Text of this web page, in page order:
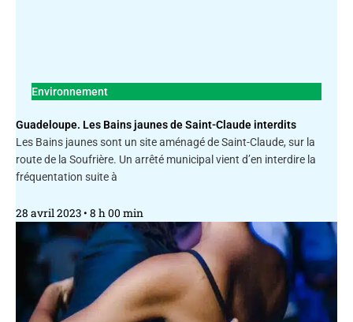
Environnement
Guadeloupe. Les Bains jaunes de Saint-Claude interdits
Les Bains jaunes sont un site aménagé de Saint-Claude, sur la
route de la Soufrière. Un arrêté municipal vient d’en interdire la
fréquentation suite à
28 avril 2023 8 h 00 min